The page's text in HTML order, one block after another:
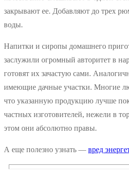
закрывают ее. Добавляют до трех
воды.
Напитки и сиропы домашнего
заслужили огромный авторитет в
готовят их зачастую сами.
имеющие дачные участки. Многие
что указанную продукцию лучше
частных изготовителей, нежели в
этом они абсолютно правы.
А еще полезно узнать — вред